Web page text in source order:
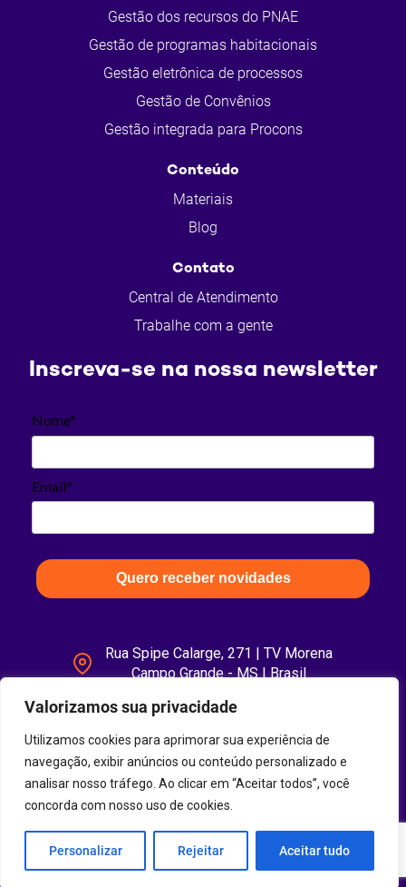
Valorizamos sua privacidade
Utilizamos cookies para aprimorar sua experiência de
navegação, exibir anúncios ou conteúdo personalizado e
analisar nosso tráfego. Ao clicar em “Aceitar todos”, você
concorda com nosso uso de cookies.
Personalizar Rejeitar Aceitar tudo
Gestão dos recursos do PNAE
Gestão de programas habitacionais
Gestão eletrônica de processos
Gestão de Convênios
Gestão integrada para Procons
Conteúdo
Materiais
Blog
Contato
Central de Atendimento
Trabalhe com a gente
Inscreva-se na nossa newsletter
Nome*
Email*
Quero receber novidades
Rua Spipe Calarge, 271 | TV Morena
Campo Grande - MS | Brasil